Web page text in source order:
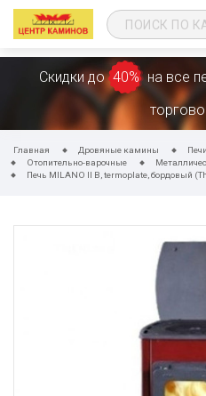
Скидки до 40% на все
Главная Дровяные камины
Отопительно-варочные
Печь MILANO II B, termoplate, бордовый